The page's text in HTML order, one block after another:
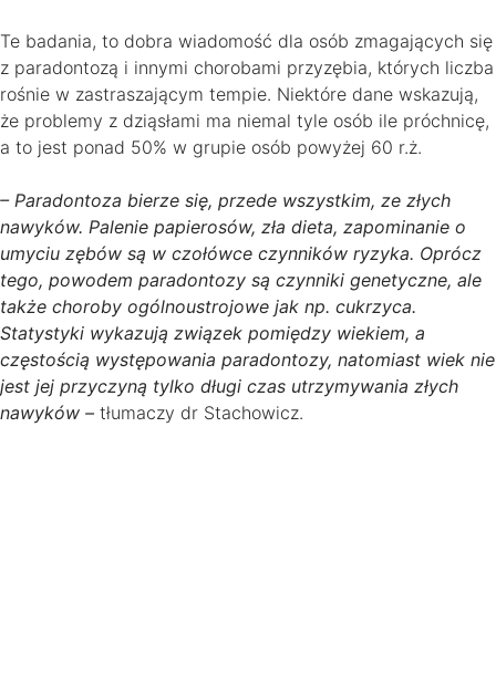
Te badania, to dobra wiadomość dla osób zmagających się
z paradontozą i innymi chorobami przyzębia, których liczba
rośnie w zastraszającym tempie. Niektóre dane wskazują,
że problemy z dziąsłami ma niemal tyle osób ile próchnicę,
a to jest ponad 50% w grupie osób powyżej 60 r.ż.
– Paradontoza bierze się, przede wszystkim, ze złych
nawyków. Palenie papierosów, zła dieta, zapominanie o
umyciu zębów są w czołówce czynników ryzyka. Oprócz
tego, powodem paradontozy są czynniki genetyczne, ale
także choroby ogólnoustrojowe jak np. cukrzyca.
Statystyki wykazują związek pomiędzy wiekiem, a
częstością występowania paradontozy, natomiast wiek nie
jest jej przyczyną tylko długi czas utrzymywania złych
nawyków – tłumaczy dr Stachowicz.